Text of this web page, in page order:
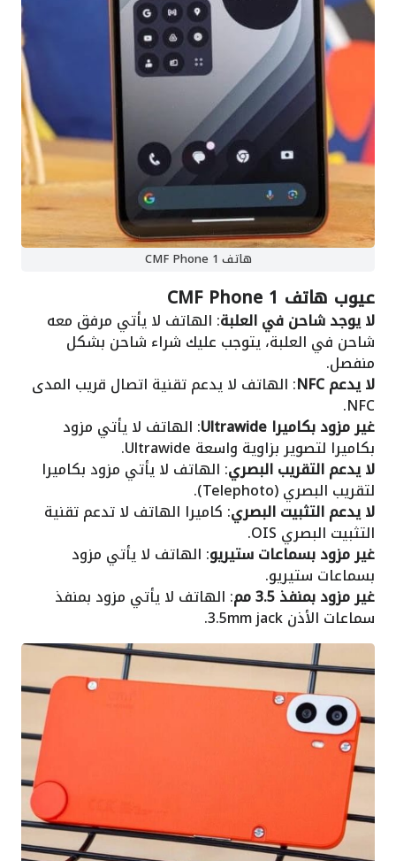
هاتف CMF Phone 1
عيوب هاتف CMF Phone 1
لا يوجد شاحن في العلبة: الهاتف لا يأتي مرفق معه
شاحن في العلبة، يتوجب عليك شراء شاحن بشكل
منفصل.
لا يدعم NFC : الهاتف لا يدعم تقنية اتصال قريب المدى
NFC.
غير مزود بكاميرا Ultrawide : الهاتف لا يأتي مزود
بكاميرا لتصوير بزاوية واسعة Ultrawide.
لا يدعم التقريب البصري: الهاتف لا يأتي مزود بكاميرا
لتقريب البصري (Telephoto).
لا يدعم التثبيت البصري: كاميرا الهاتف لا تدعم تقنية
التثبيت البصري OIS.
غير مزود بسماعات ستيريو: الهاتف لا يأتي مزود
بسماعات ستيريو.
غير مزود بمنفذ 3.5 مم : الهاتف لا يأتي مزود بمنفذ
سماعات الأذن 3.5mm jack.